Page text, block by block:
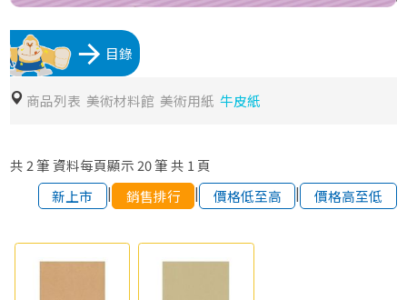
arrow_forward 目錄
商品列表 美術材料館 美術用紙 牛皮紙
共 2筆 資料每頁顯示 20筆 共 1頁
新上市
| 銷售排行 | 價格低至高 | 價格高至低